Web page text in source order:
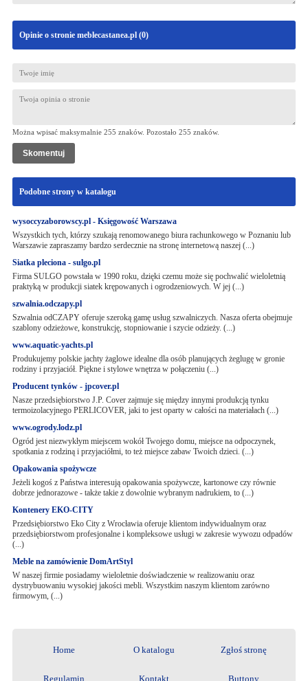
Opinie o stronie meblecastanea.pl (0)
Można wpisać maksymalnie 255 znaków. Pozostało 255 znaków.
Podobne strony w katalogu
wysoccyzaborowscy.pl - Księgowość Warszawa
Wszystkich tych, którzy szukają renomowanego biura rachunkowego w Poznaniu lub
Warszawie zapraszamy bardzo serdecznie na stronę internetową naszej (...)
Siatka pleciona - sulgo.pl
Firma SULGO powstała w 1990 roku, dzięki czemu może się pochwalić wieloletnią
praktyką w produkcji siatek krępowanych i ogrodzeniowych. W jej (...)
szwalnia.odczapy.pl
Szwalnia odCZAPY oferuje szeroką gamę usług szwalniczych. Nasza oferta obejmuje
szablony odzieżowe, konstrukcję, stopniowanie i szycie odzieży. (...)
www.aquatic-yachts.pl
Produkujemy polskie jachty żaglowe idealne dla osób planujących żeglugę w gronie
rodziny i przyjaciół. Piękne i stylowe wnętrza w połączeniu (...)
Producent tynków - jpcover.pl
Nasze przedsiębiorstwo J.P. Cover zajmuje się między innymi produkcją tynku
termoizolacyjnego PERLICOVER, jaki to jest oparty w całości na materiałach (...)
www.ogrody.lodz.pl
Ogród jest niezwykłym miejscem wokół Twojego domu, miejsce na odpoczynek,
spotkania z rodziną i przyjaciółmi, to też miejsce zabaw Twoich dzieci. (...)
Opakowania spożywcze
Jeżeli kogoś z Państwa interesują opakowania spożywcze, kartonowe czy równie
dobrze jednorazowe - także takie z dowolnie wybranym nadrukiem, to (...)
Kontenery EKO-CITY
Przedsiębiorstwo Eko City z Wrocławia oferuje klientom indywidualnym oraz
przedsiębiorstwom profesjonalne i kompleksowe usługi w zakresie wywozu odpadów
(...)
Meble na zamówienie DomArtStyl
W naszej firmie posiadamy wieloletnie doświadczenie w realizowaniu oraz
dystrybuowaniu wysokiej jakości mebli. Wszystkim naszym klientom zarówno
firmowym, (...)
Home O katalogu Zgłoś stronę
Regulamin Kontakt Buttony